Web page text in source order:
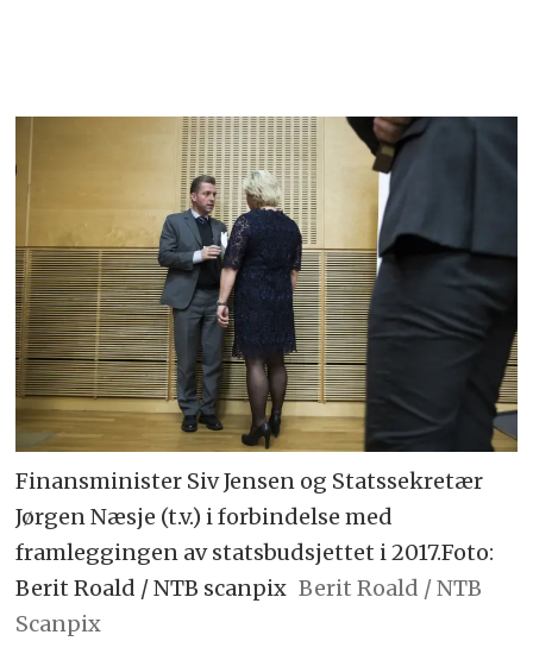
Finansminister Siv Jensen og Statssekretær
Jørgen Næsje (t.v.) i forbindelse med
framleggingen av statsbudsjettet i 2017.Foto:
Berit Roald / NTB scanpix Berit Roald / NTB
Scanpix